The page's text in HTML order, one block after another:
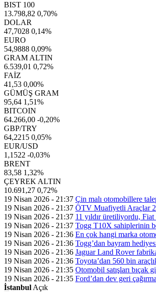
BIST 100
13.798,82 0,70%
DOLAR
47,7028 0,14%
EURO
54,9888 0,09%
GRAM ALTIN
6.539,01 0,72%
FAİZ
41,53 0,00%
GÜMÜŞ GRAM
95,64 1,51%
BITCOIN
64.266,00 -0,20%
GBP/TRY
64,2215 0,05%
EUR/USD
1,1522 -0,03%
BRENT
83,58 1,32%
ÇEYREK ALTIN
10.691,27 0,72%
19 Nisan 2026 - 21:37 Çin malı otomobillere
19 Nisan 2026 - 21:37 ÖTV Muafiyetli Araçlar
19 Nisan 2026 - 21:37 11 yıldır üretiliyordu,
19 Nisan 2026 - 21:37 Togg T10X sahiplerinin
19 Nisan 2026 - 21:36 En çok hangi marka
19 Nisan 2026 - 21:36 Togg’dan bayram
19 Nisan 2026 - 21:36 Jaguar Land Rover
19 Nisan 2026 - 21:36 Toyota’dan 560 bin
19 Nisan 2026 - 21:35 Otomobil satışları bıçak
19 Nisan 2026 - 21:35 Ford’dan dev geri çağırma
İstanbul Açık